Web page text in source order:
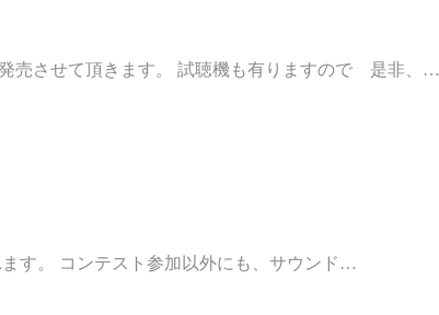
売させて頂きます。 試聴機も有りますので 是非、…
す。 コンテスト参加以外にも、サウンド…